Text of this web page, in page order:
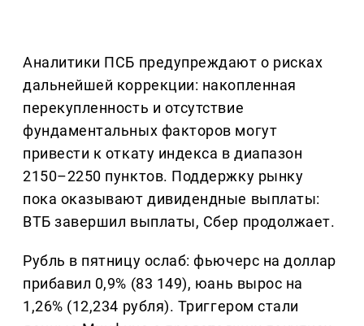
Аналитики ПСБ предупреждают о рисках
дальнейшей коррекции: накопленная
перекупленность и отсутствие
фундаментальных факторов могут
привести к откату индекса в диапазон
2150–2250 пунктов. Поддержку рынку
пока оказывают дивидендные выплаты:
ВТБ завершил выплаты, Сбер продолжает.
Рубль в пятницу ослаб: фьючерс на доллар
прибавил 0,9% (83 149), юань вырос на
1,26% (12,234 рубля). Триггером стали